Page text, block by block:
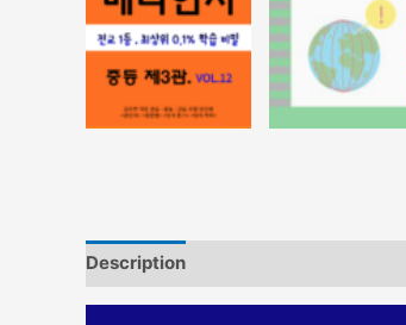
Description